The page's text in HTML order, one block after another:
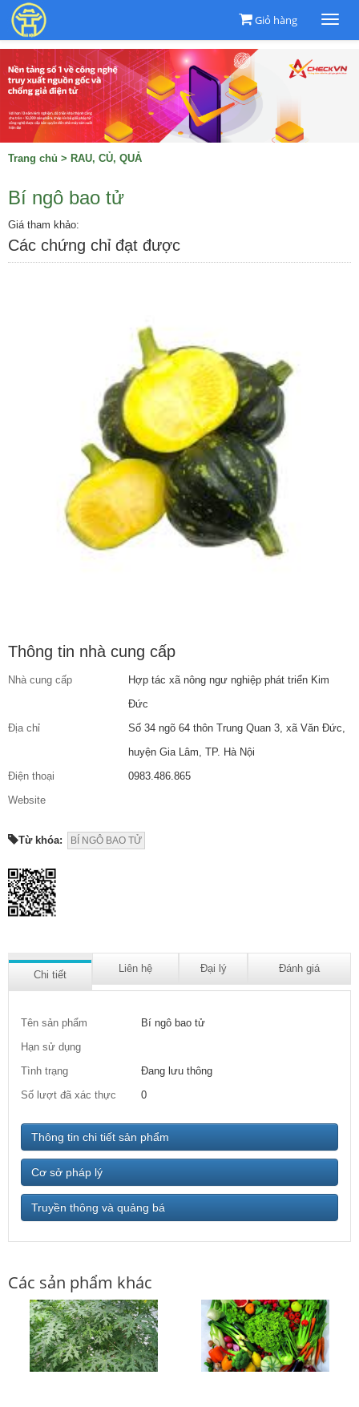
Giỏ hàng
Trang chủ > RAU, CỦ, QUẢ
Bí ngô bao tử
Giá tham khảo:
Các chứng chỉ đạt được
Thông tin nhà cung cấp
Nhà cung cấp
Hợp tác xã nông ngư nghiệp phát triển Kim
Đức
Địa chỉ
Số 34 ngõ 64 thôn Trung Quan 3, xã Văn Đức,
huyện Gia Lâm, TP. Hà Nội
Điện thoại
0983.486.865
Website
Từ khóa: BÍ NGÔ BAO TỬ
Chi tiết
Liên hệ Đại lý Đánh giá
Tên sản phẩm
Bí ngô bao tử
Hạn sử dụng
Tình trạng
Đang lưu thông
Số lượt đã xác thực
0
Thông tin chi tiết sản phẩm
Cơ sở pháp lý
Truyền thông và quảng bá
Các sản phẩm khác